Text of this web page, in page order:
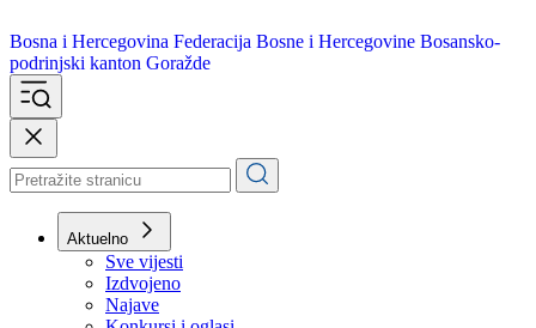
Bosna i Hercegovina
podrinjski kanton Goražde
Aktuelno